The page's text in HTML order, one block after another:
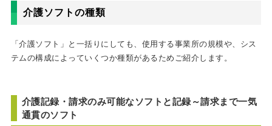
介護ソフトの種類
「介護ソフト」と一括りにしても、使用する事業所の規模や、シス
テムの構成によっていくつか種類があるためご紹介します。
介護記録・請求のみ可能なソフトと記録～請求まで一気
通貫のソフト